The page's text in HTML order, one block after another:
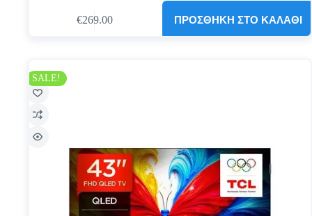
Original
€269.00
Η
ΠΡΟΣΘΉΚΗ ΣΤΟ ΚΑΛΆΘΙ
SALE!